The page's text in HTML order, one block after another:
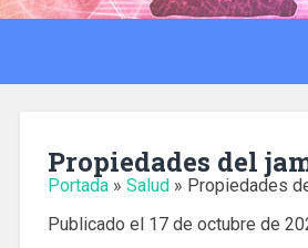
Propiedades del
Portada» Salud» Propiedades
Publicado el 17 de octubre de